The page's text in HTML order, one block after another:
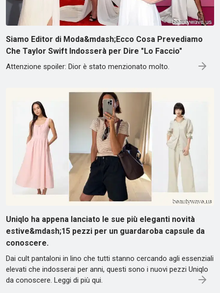
Siamo Editor di Moda&mdash;Ecco Cosa Prevediamo
Che Taylor Swift Indosserà per Dire "Lo Faccio"
Attenzione spoiler: Dior è stato menzionato molto.
Uniqlo ha appena lanciato le sue più eleganti novità
estive&mdash;15 pezzi per un guardaroba capsule da
conoscere.
Dai cult pantaloni in lino che tutti stanno cercando agli essenziali
elevati che indosserai per anni, questi sono i nuovi pezzi Uniqlo
da conoscere. Leggi di più qui.